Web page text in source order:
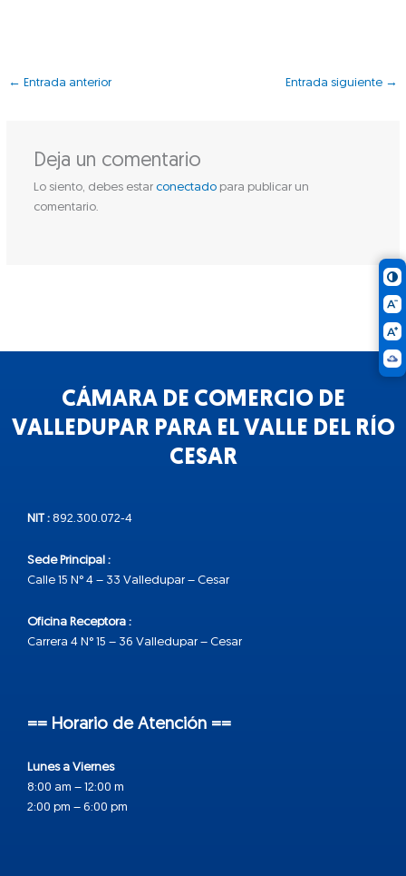
← Entrada anterior Entrada siguiente →
Deja un comentario
Lo siento, debes estar conectadopara publicar un
comentario.
CÁMARA DE COMERCIO DE
VALLEDUPAR PARA EL VALLE DEL RÍO
CESAR
NIT : 892.300.072-4
Sede Principal :
Calle 15 N° 4 – 33 Valledupar – Cesar
Oficina Receptora :
Carrera 4 N° 15 – 36 Valledupar – Cesar
== Horario de Atención ==
Lunes a Viernes
8:00 am – 12:00 m
2:00 pm – 6:00 pm